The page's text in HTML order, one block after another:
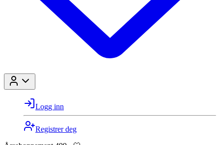
Logg inn
Registrer deg